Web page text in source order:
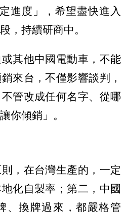
進度」，希望盡快進入
，持續研商中。
其他中國電動車，不能
來台，不僅影響談判，
管改成任何名字、從哪
你傾銷」。
，在台灣生產的，一定
化自製率；第二，中國
、換牌過來，都嚴格管